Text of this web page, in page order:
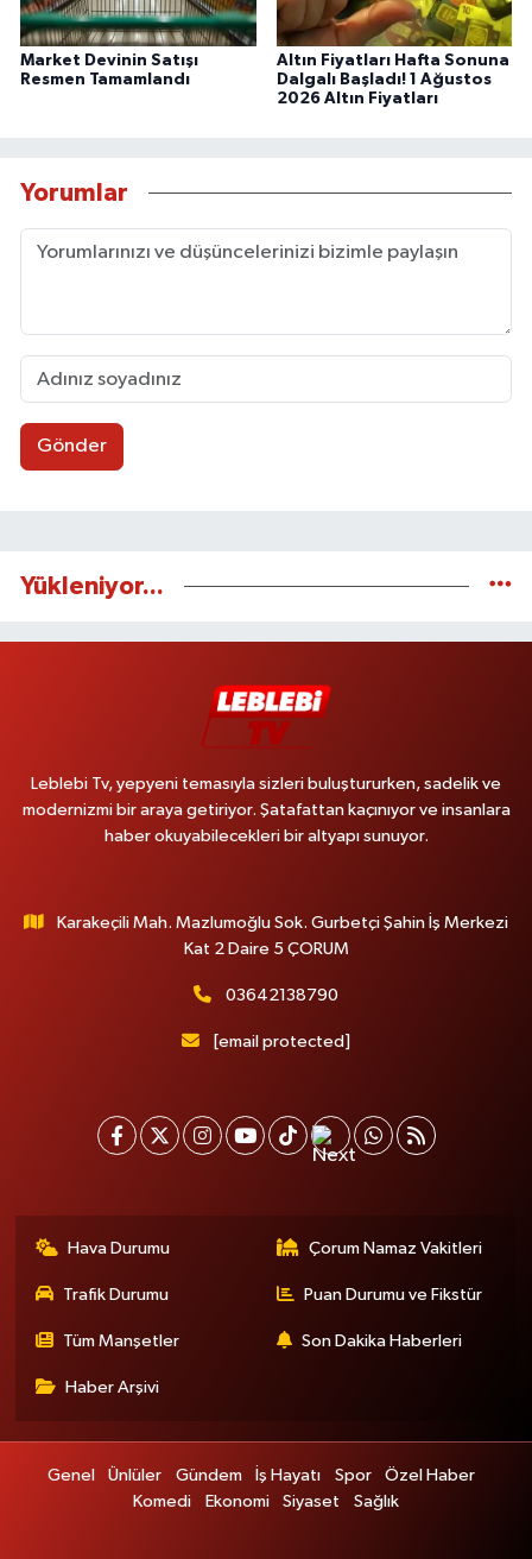
Market Devinin Satışı
Resmen Tamamlandı
Altın Fiyatları Hafta Sonuna
Dalgalı Başladı! 1 Ağustos
2026 Altın Fiyatları
Yorumlar
Gönder
Yükleniyor...
Leblebi Tv, yepyeni temasıyla sizleri buluştururken, sadelik ve
modernizmi bir araya getiriyor. Şatafattan kaçınıyor ve insanlara
haber okuyabilecekleri bir altyapı sunuyor.
Karakeçili Mah. Mazlumoğlu Sok. Gurbetçi Şahin İş Merkezi
Kat 2 Daire 5 ÇORUM
03642138790
[email protected]
Hava Durumu Çorum Namaz Vakitleri
Trafik Durumu Puan Durumu ve Fikstür
Tüm Manşetler Son Dakika Haberleri
Haber Arşivi
Genel Ünlüler Gündem İş Hayatı Spor
Özel Haber
Komedi
Ekonomi Siyaset Sağlık